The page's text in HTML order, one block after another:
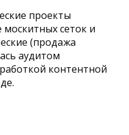
проекты
сеток и
(продажа
аудитом
контентной